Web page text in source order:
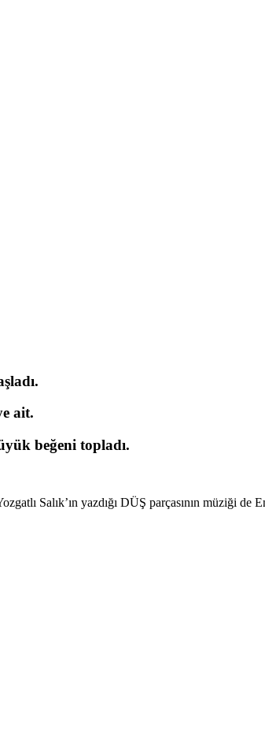
ait.
beğeni topladı.
Salık’ın yazdığı DÜŞ parçasının müziği de